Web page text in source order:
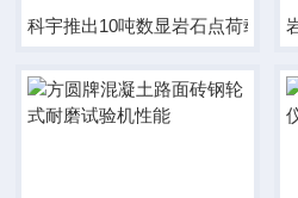
科宇推出10吨数显岩石点荷载试